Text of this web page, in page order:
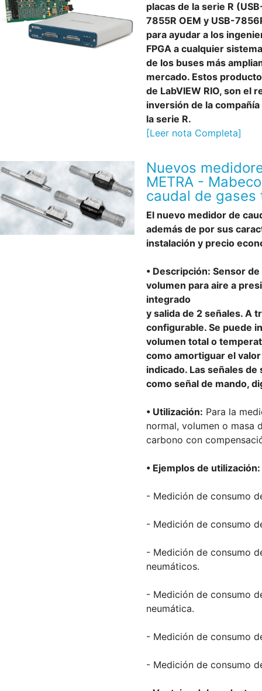
placas de la serie R
7855R OEM y USB-
para ayudar a los
FPGA a cualquier
de los buses más
mercado. Estos
de LabVIEW RIO, son el
inversión de la
la serie R.
[Leer nota Completa]
Nuevos
METRA -
caudal de gases
El nuevo medidor de
además de por sus
instalación y precio
• Descripción: Sensor
volumen para aire a
integrado
y salida de 2 señales. A
configurable. Se puede
volumen total o
como amortiguar el valor
indicado. Las señales
como señal de mando,
• Utilización: Para la
normal, volumen o masa
carbono con
• Ejemplos de utilización:
- Medición de consumo
- Medición de consumo
- Medición de consumo
neumáticos.
- Medición de consumo
neumática.
- Medición de consumo
- Medición de consumo